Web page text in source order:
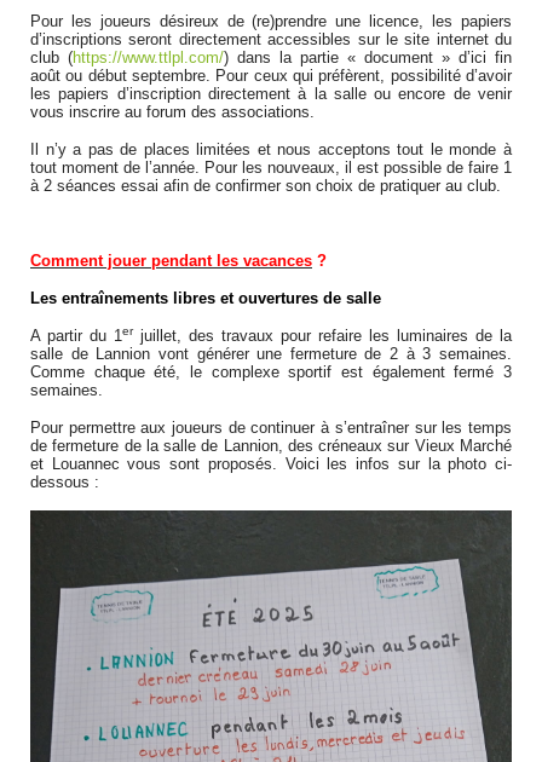
Pour les joueurs désireux de (re)prendre une licence, les papiers
d’inscriptions seront directement accessibles sur le site internet du
club (https://www.ttlpl.com/) dans la partie « document » d’ici fin
août ou début septembre. Pour ceux qui préfèrent, possibilité d’avoir
les papiers d’inscription directement à la salle ou encore de venir
vous inscrire au forum des associations.
Il n’y a pas de places limitées et nous acceptons tout le monde à
tout moment de l’année. Pour les nouveaux, il est possible de faire 1
à 2 séances essai afin de confirmer son choix de pratiquer au club.
Comment jouer pendant les vacances ?
Les entraînements libres et ouvertures de salle
A partir du 1er juillet, des travaux pour refaire les luminaires de la
salle de Lannion vont générer une fermeture de 2 à 3 semaines.
Comme chaque été, le complexe sportif est également fermé 3
semaines.
Pour permettre aux joueurs de continuer à s’entraîner sur les temps
de fermeture de la salle de Lannion, des créneaux sur Vieux Marché
et Louannec vous sont proposés. Voici les infos sur la photo ci-
dessous :